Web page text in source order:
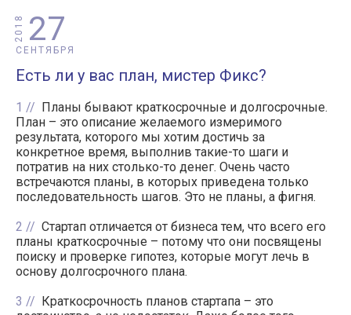
27
СЕНТЯБРЯ
2018
Есть ли у вас план, мистер Фикс?
1
Планы бывают краткосрочные и долгосрочные.
План – это описание желаемого измеримого
результата, которого мы хотим достичь за
конкретное время, выполнив такие-то шаги и
потратив на них столько-то денег. Очень часто
встречаются планы, в которых приведена только
последовательность шагов. Это не планы, а фигня.
2
Стартап отличается от бизнеса тем, что всего его
планы краткосрочные – потому что они посвящены
поиску и проверке гипотез, которые могут лечь в
основу долгосрочного плана.
3
Краткосрочность планов стартапа – это